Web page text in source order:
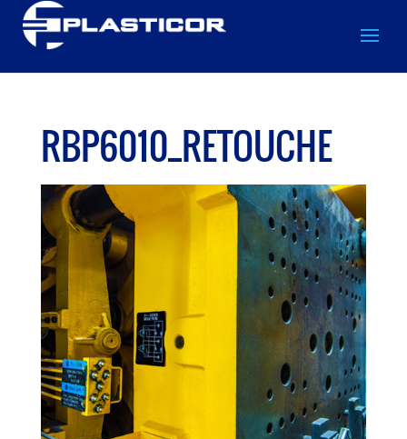
RBP6010_RETOUCHE